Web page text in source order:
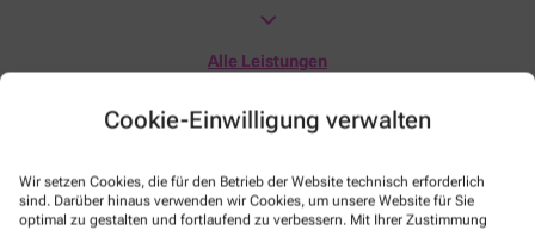
Cookie-Einwilligung verwalten
Wir setzen Cookies, die für den Betrieb der Website technisch erforderlich
sind. Darüber hinaus verwenden wir Cookies, um unsere Website für Sie
optimal zu gestalten und fortlaufend zu verbessern. Mit Ihrer Zustimmung
Alle Leistungen
Sie Teil unseres Teams.
Mehr erfahren